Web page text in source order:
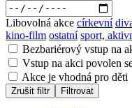
Libovolná akce církevní
kino-film ostatní sport,
Bezbariérový vstup na
Vstup na akci povolen
Akce je vhodná pro děti
Zrušit filtr Filtrovat